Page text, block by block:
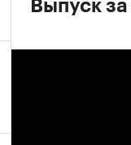
Выпуск